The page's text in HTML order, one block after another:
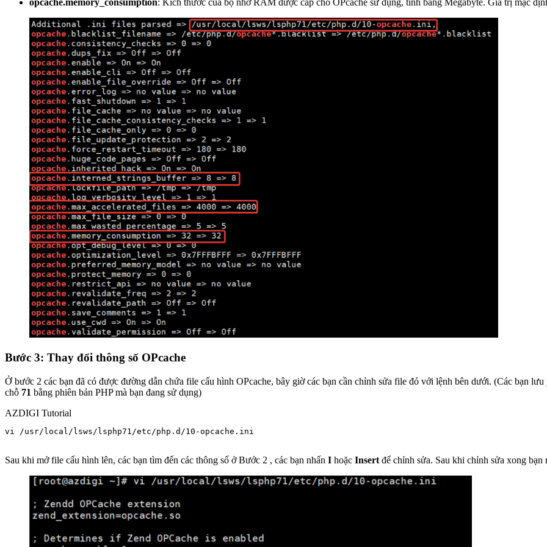
Bước 3: Thay đổi thông số OPcache
Ở bước 2 các bạn đã có được đường dẫn chứa file cấu hình OPcache, bây giờ các bạn cần chỉnh sửa file đó với lệnh bên dưới. (Các bạn
chỗ 71 bằng phiên bản PHP mà bạn đang sử dụng)
AZDIGI Tutorial
vi /usr/local/lsws/lsphp71/etc/php.d/10-opcache.ini
Sau khi mở file cấu hình lên, các bạn tìm đến các thông số ở Bước 2 , các bạn nhấn I hoặc Insert để chỉnh sửa. Sau khi chỉnh sửa xong bạn